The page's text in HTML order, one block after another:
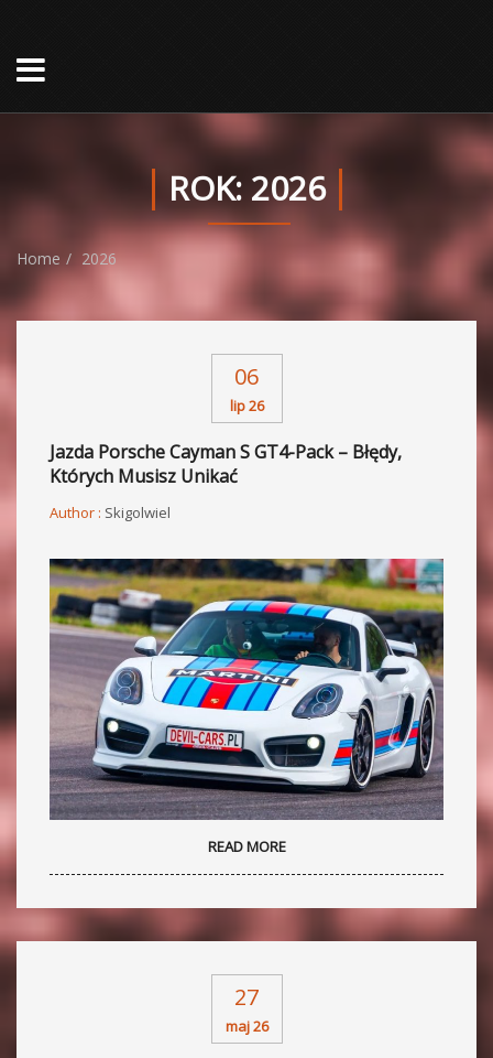
ROK: 2026
Home 2026
06
lip 26
Jazda Porsche Cayman S GT4-Pack – Błędy,
Których Musisz Unikać
Author : Skigolwiel
READ MORE
27
maj 26